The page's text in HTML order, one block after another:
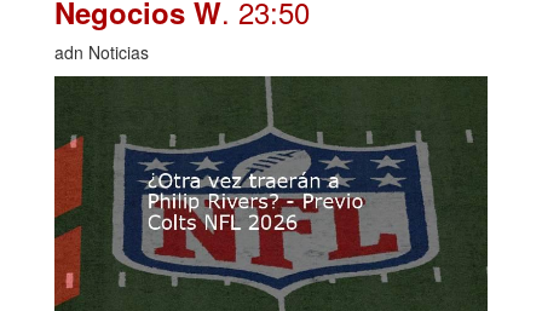
Negocios W. 23:50
adn Noticias